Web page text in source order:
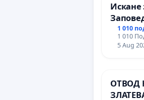
Искане
гр.
1 010
1 010
5 Aug
ОТВОД